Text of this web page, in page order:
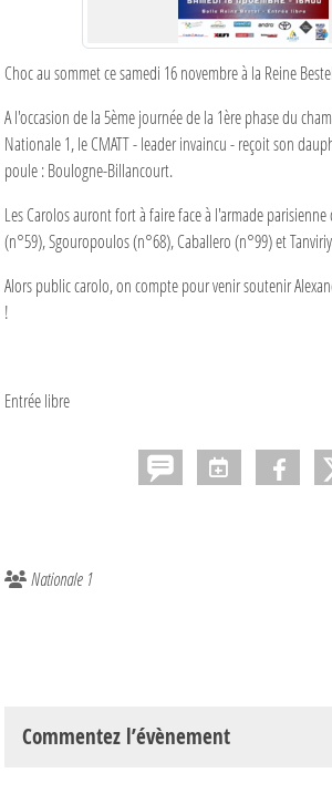
Choc au sommet ce samedi 16 novembre à la Reine
A l'occasion de la 5ème journée de la 1ère phase du
Nationale 1, le CMATT - leader invaincu - reçoit son
poule : Boulogne-Billancourt.
Les Carolos auront fort à faire face à l'armade parisienne
(n°59), Sgouropoulos (n°68), Caballero (n°99) et
Alors public carolo, on compte pour venir soutenir
!
Entrée libre
Nationale 1
Commentez l’évènement